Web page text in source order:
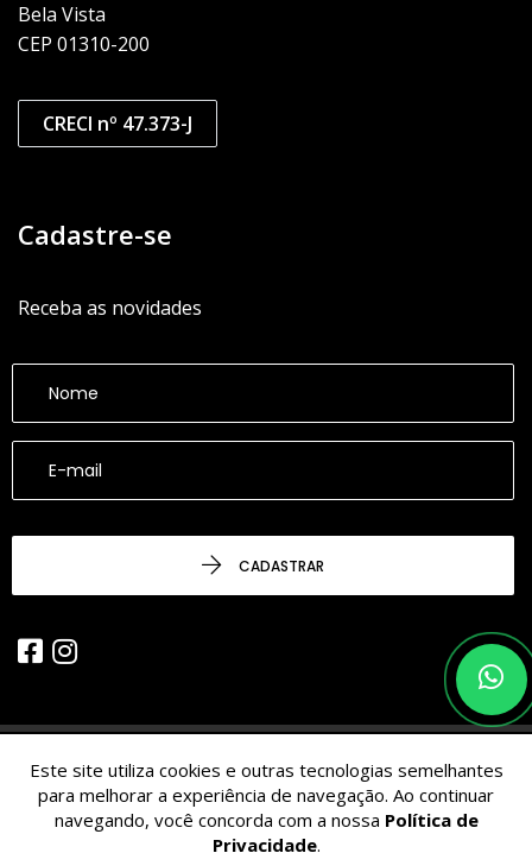
Bela Vista
CEP 01310-200
CRECI nº 47.373-J
Cadastre-se
Receba as novidades
CADASTRAR
© 2026 - CESARINACIO - Imóveis de Nicho - Todos os Direitos
Reservados.
Este site utiliza cookies e outras tecnologias semelhantes
para melhorar a experiência de navegação. Ao continuar
navegando, você concorda com a nossa Política de
Privacidade.